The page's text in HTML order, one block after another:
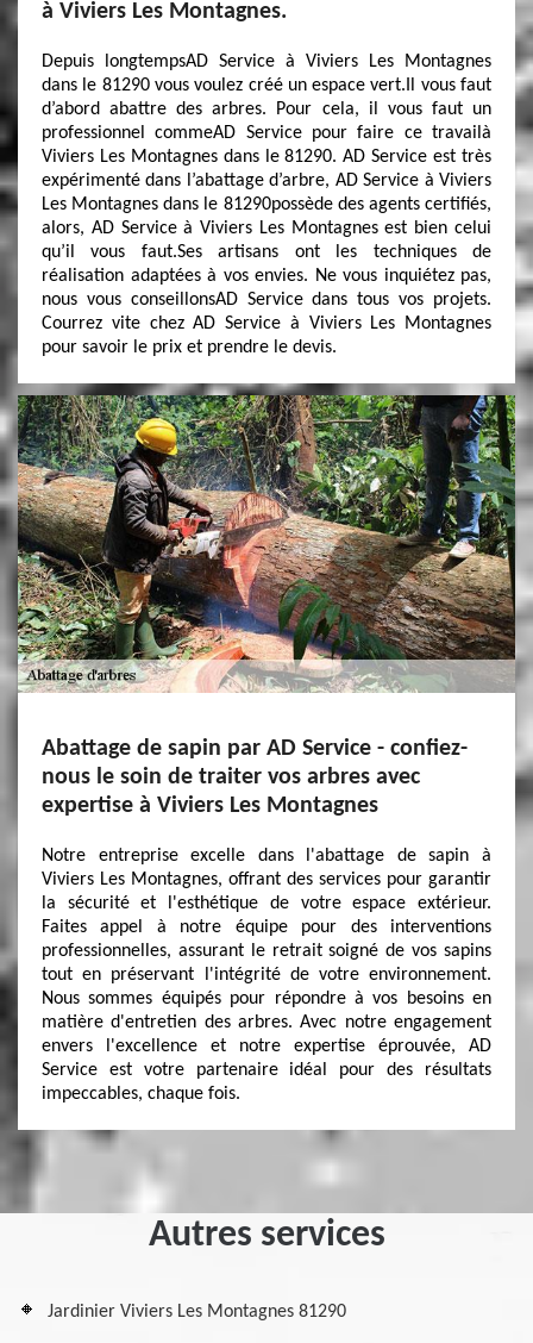
à Viviers Les Montagnes.
Depuis longtempsAD Service à Viviers Les Montagnes
dans le 81290 vous voulez créé un espace vert.Il vous faut
d’abord abattre des arbres. Pour cela, il vous faut un
professionnel commeAD Service pour faire ce travailà
Viviers Les Montagnes dans le 81290. AD Service est très
expérimenté dans l’abattage d’arbre, AD Service à Viviers
Les Montagnes dans le 81290possède des agents certifiés,
alors, AD Service à Viviers Les Montagnes est bien celui
qu’il vous faut.Ses artisans ont les techniques de
réalisation adaptées à vos envies. Ne vous inquiétez pas,
nous vous conseillonsAD Service dans tous vos projets.
Courrez vite chez AD Service à Viviers Les Montagnes
pour savoir le prix et prendre le devis.
Abattage de sapin par AD Service - confiez-
nous le soin de traiter vos arbres avec
expertise à Viviers Les Montagnes
Notre entreprise excelle dans l'abattage de sapin à
Viviers Les Montagnes, offrant des services pour garantir
la sécurité et l'esthétique de votre espace extérieur.
Faites appel à notre équipe pour des interventions
professionnelles, assurant le retrait soigné de vos sapins
tout en préservant l'intégrité de votre environnement.
Nous sommes équipés pour répondre à vos besoins en
matière d'entretien des arbres. Avec notre engagement
envers l'excellence et notre expertise éprouvée, AD
Service est votre partenaire idéal pour des résultats
impeccables, chaque fois.
Autres services
Jardinier Viviers Les Montagnes 81290